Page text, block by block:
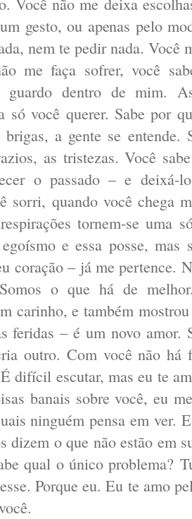
gesto, ou apenas pelo
nem te pedir nada. Você
me faça sofrer, você
guardo dentro de mim.
só você querer. Sabe por
brigas, a gente se entende.
as tristezas. Você
o passado – e deixá-
sorri, quando você chega
tornem-se uma
e essa posse, mas
coração – já me pertence.
o que há de
carinho, e também
feridas – é um novo amor.
outro. Com você não há
difícil escutar, mas eu te
banais sobre você, eu
ninguém pensa em ver.
dizem o que não estão em
qual o único problema?
Porque eu. Eu te amo